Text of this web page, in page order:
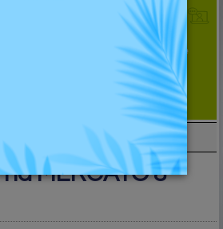
Martedì torna MERCATO & DINTORNI
MERCATO &